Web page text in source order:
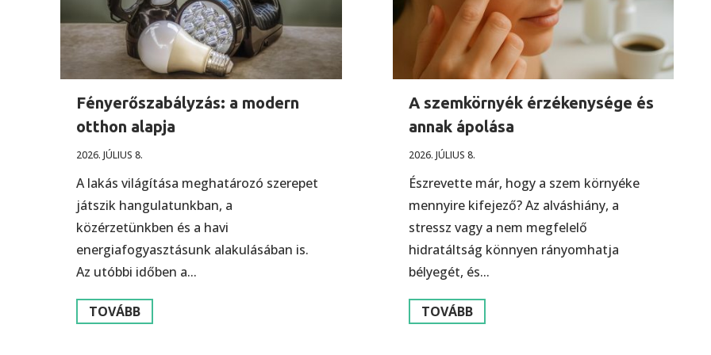
Fényerőszabályzás: a modern
otthon alapja
2026. JÚLIUS 8.
A lakás világítása meghatározó szerepet
játszik hangulatunkban, a
közérzetünkben és a havi
energiafogyasztásunk alakulásában is.
Az utóbbi időben a...
TOVÁBB
A szemkörnyék érzékenysége és
annak ápolása
2026. JÚLIUS 8.
Észrevette már, hogy a szem környéke
mennyire kifejező? Az alváshiány, a
stressz vagy a nem megfelelő
hidratáltság könnyen rányomhatja
bélyegét, és...
TOVÁBB